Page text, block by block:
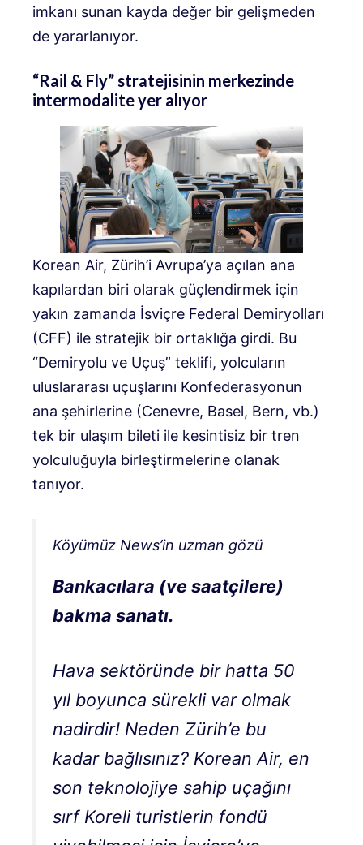
imkanı sunan kayda değer bir gelişmeden
de yararlanıyor.
“Rail & Fly” stratejisinin merkezinde
intermodalite yer alıyor
Korean Air, Zürih’i Avrupa’ya açılan ana
kapılardan biri olarak güçlendirmek için
yakın zamanda İsviçre Federal Demiryolları
(CFF) ile stratejik bir ortaklığa girdi. Bu
“Demiryolu ve Uçuş” teklifi, yolcuların
uluslararası uçuşlarını Konfederasyonun
ana şehirlerine (Cenevre, Basel, Bern, vb.)
tek bir ulaşım bileti ile kesintisiz bir tren
yolculuğuyla birleştirmelerine olanak
tanıyor.
Köyümüz News’in uzman gözü
Bankacılara (ve saatçilere)
bakma sanatı.
Hava sektöründe bir hatta 50
yıl boyunca sürekli var olmak
nadirdir! Neden Zürih’e bu
kadar bağlısınız? Korean Air, en
son teknolojiye sahip uçağını
sırf Koreli turistlerin fondü